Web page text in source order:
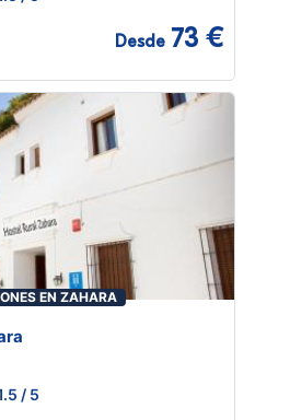
Desde 73 €
EN ZAHARA
/ 5